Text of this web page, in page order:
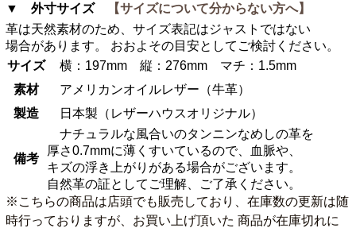
▼ 外寸サイズ
【サイズについて分からない方へ】
革は天然素材のため、サイズ表記はジャストではない
場合があります。 おおよその目安としてご検討ください。
サイズ
横：197mm 縦：276mm マチ：1.5mm
素材
アメリカンオイルレザー（牛革）
製造
日本製（レザーハウスオリジナル）
備考
ナチュラルな風合いのタンニンなめしの革を
厚さ0.7mmに薄くすいているので、血脈や、
キズの浮き上がりがある場合がございます。
自然革の証としてご理解、ご了承ください。
※こちらの商品は店頭でも販売しており、在庫数の更新は随
時行っておりますが、お買い上げ頂いた 商品が在庫切れに